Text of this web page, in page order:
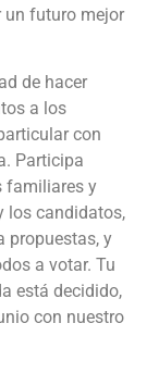
un futuro mejor
de hacer
a los
con
Participa
familiares y
los candidatos,
propuestas, y
a votar. Tu
está decidido,
con nuestro